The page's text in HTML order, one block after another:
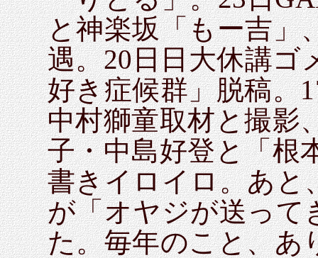
と神楽坂「もー吉」
遇。20日日大休講ゴ
好き症候群」脱稿。
中村獅童取材と撮影
子・中島好登と「根
書きイロイロ。あと
が「オヤジが送って
た。毎年のこと、あ